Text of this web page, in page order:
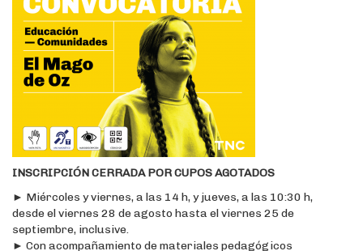
INSCRIPCIÓN CERRADA POR CUPOS AGOTADOS
► Miércoles y viernes, a las 14 h, y jueves, a las 10:30 h,
desde el viernes 28 de agosto hasta el viernes 25 de
septiembre, inclusive.
► Con acompañamiento de materiales pedagógicos